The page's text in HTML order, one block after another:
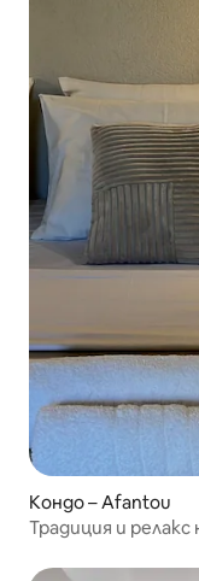
Кондо – Afantou
Традиция и